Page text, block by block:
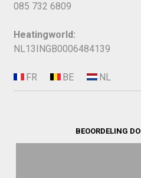
085 732 6809
Heatingworld:
NL13INGB0006484139
BEOORDELING